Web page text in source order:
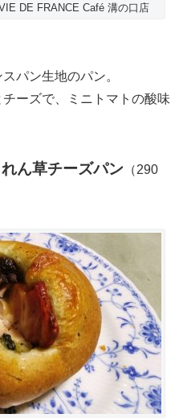
DE FRANCE Café 溝の口店
パン生地のパン。
ーズで、ミニトマトの酸味
ん草チーズパン （290